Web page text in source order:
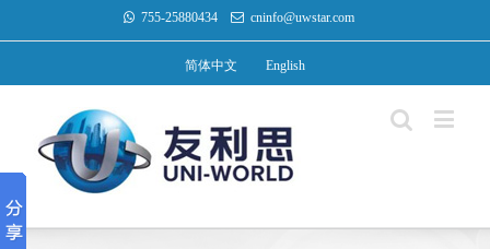
755-25880434 cninfo@uwstar.com
简体中文 English